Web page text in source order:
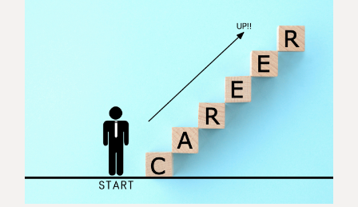
相続に備えたい方へ
生前対策相談について